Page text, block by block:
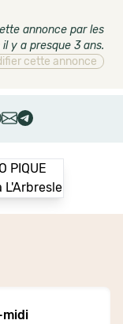
annonce par les
y a presque 3 ans.
cette annonce